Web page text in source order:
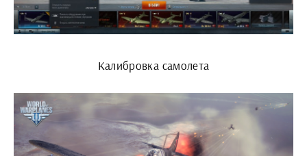
Калибровка самолета